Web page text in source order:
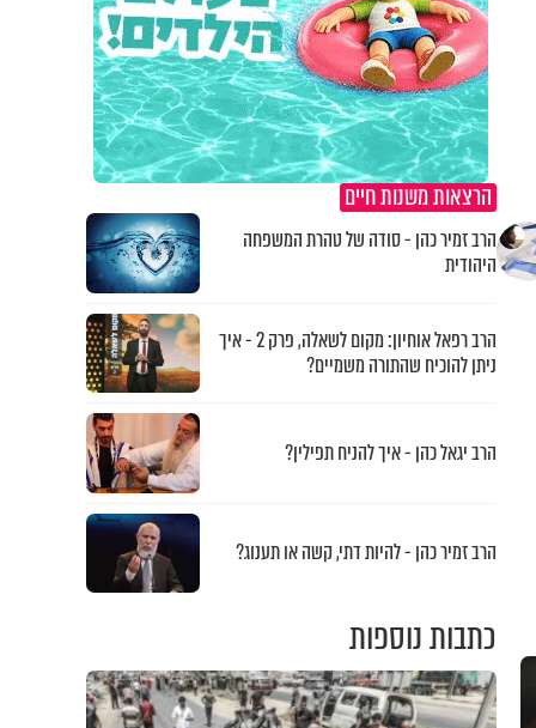
הרצאות משנות חיים
הרב זמיר כהן - סודה של טהרת המשפחה
היהודית
הרב רפאל אוחיון: מקום לשאלה, פרק 2 - איך
ניתן להוכיח שהתורה משמיים?
הרב יגאל כהן - איך להניח תפילין?
הרב זמיר כהן - להיות דתי, קשה או תענוג?
כתבות נוספות